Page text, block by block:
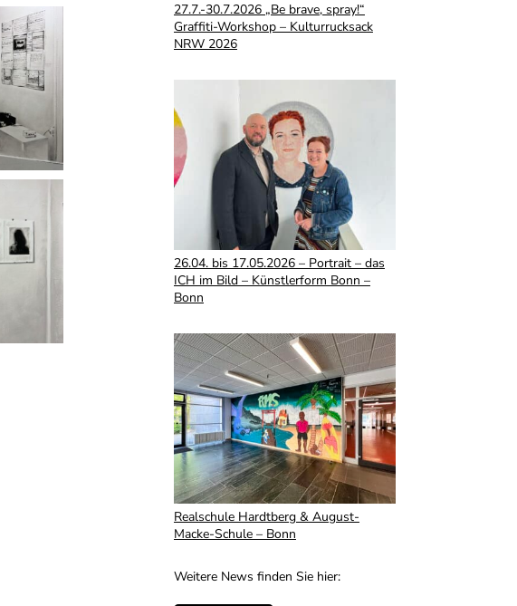
27.7.-30.7.2026 „Be brave, spray!“
Graffiti-Workshop – Kulturrucksack
NRW 2026
26.04. bis 17.05.2026 – Portrait – das
ICH im Bild – Künstlerform Bonn –
Bonn
Realschule Hardtberg & August-
Macke-Schule – Bonn
Weitere News finden Sie hier: